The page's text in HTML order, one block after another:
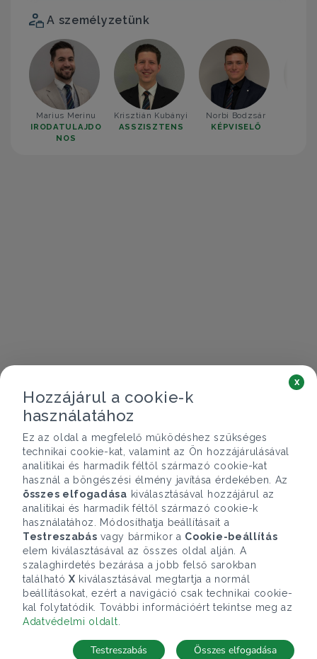
A személyzetünk
Marius Merinu
IRODATULAJDO
NOS
Krisztián Kubányi
ASSZISZTENS
Norbi Bodzsár
KÉPVISELŐ
Hozzájárul a cookie-k
használatához
Ez az oldal a megfelelő működéshez szükséges
technikai cookie-kat, valamint az Ön hozzájárulásával
analitikai és harmadik féltől származó cookie-kat
használ a böngészési élmény javítása érdekében. Az
összes elfogadása kiválasztásával hozzájárul az
analitikai és harmadik féltől származó cookie-k
használatához. Módosíthatja beállításait a
Testreszabás vagy bármikor a Cookie-beállítás
elem kiválasztásával az összes oldal alján. A
szalaghirdetés bezárása a jobb felső sarokban
található X kiválasztásával megtartja a normál
beállításokat, ezért a navigáció csak technikai cookie-
kal folytatódik. További információért tekintse meg az
Adatvédelmi oldalt
x
Összes elfogadása
Testreszabás